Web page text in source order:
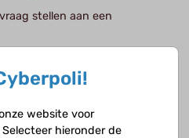
stellen aan een
website voor
hieronder de